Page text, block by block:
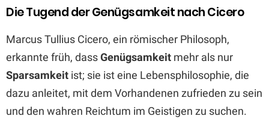
Die Tugend der Genügsamkeit nach Cicero
Marcus Tullius Cicero, ein römischer Philosoph,
erkannte früh, dassGenügsamkeit mehr als nur
Sparsamkeit ist; sie ist eine Lebensphilosophie, die
dazu anleitet, mit dem Vorhandenen zufrieden zu sein
und den wahren Reichtum im Geistigen zu suchen.